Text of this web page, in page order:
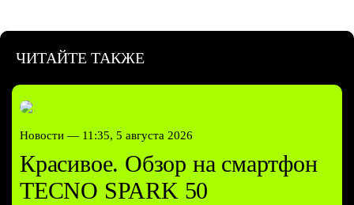
ЧИТАЙТЕ ТАКЖЕ
Новости — 11:35, 5 августа 2026
Красивое. Обзор на смартфон
TECNO SPARK 50